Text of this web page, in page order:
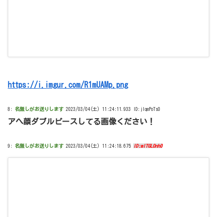
https://i.imgur.com/R1mUAMp.png
8: 名無しがお送りします 2023/03/04(土) 11:24:11.933 ID:jIqePoTs0
アへ顔ダブルピースしてる画像ください！
9: 名無しがお送りします 2023/03/04(土) 11:24:18.675 ID:mITGLOnh0